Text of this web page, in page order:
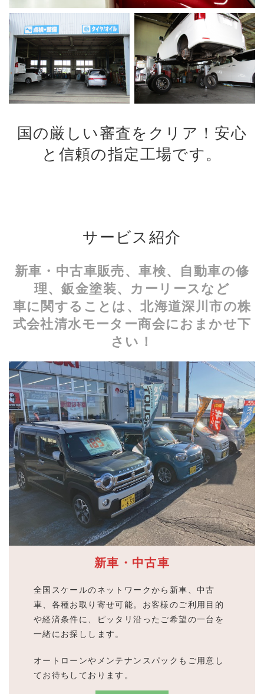
国の厳しい審査をクリア！安心
と信頼の指定工場です。
サービス紹介
新車・中古車販売、車検、自動車の修
理、鈑金塗装、カーリースなど
車に関することは、北海道深川市の株
式会社清水モーター商会におまかせ下
さい！
新車・中古車
全国スケールのネットワークから新車、中古
車、各種お取り寄せ可能。お客様のご利用目的
や経済条件に、ピッタリ沿ったご希望の一台を
一緒にお探しします。
オートローンやメンテナンスパックもご用意し
てお待ちしております。